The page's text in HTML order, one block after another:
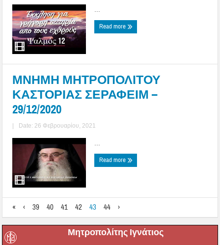
Read more
ΜΝΗΜΗ ΜΗΤΡΟΠΟΛΙΤΟΥ
ΚΑΣΤΟΡΙΑΣ ΣΕΡΑΦΕΙΜ –
29/12/2020
| Date: 26 Φεβρουαρίου, 2021
Read more
« ‹ 39 40 41 42 43 44 ›
Μητροπολίτης Ιγνάτιος